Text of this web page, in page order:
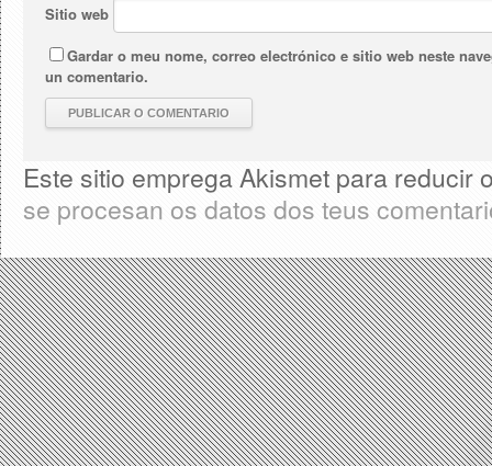
Sitio web
Gardar o meu nome, correo electrónico e sitio web neste
un comentario.
Este sitio emprega Akismet para reducir
se procesan os datos dos teus